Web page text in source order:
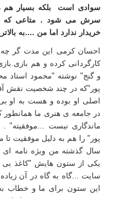
سوادی است بلکه بسیار
سرش می شود . متاعی که
خریدار ندارد اما من ....به
احسان کرمی این مدت گر چه
کارگردانی کرده و هم
و گنج" نوشته "محمود استاد
پور"که در چند شخصیت نقش
اصلی او بوده و هست به
در جامعه ی هنری ما همانطور
ماندگاری نیست ...موفقیته"
پور" را هم به دلیل موفقیت تا
سال گذشته من ویژه نامه ای
یکی از ستون هایش "کاغذ بی
سایت ...گاه به گاه در آن
این ستون برای ما و خطاب